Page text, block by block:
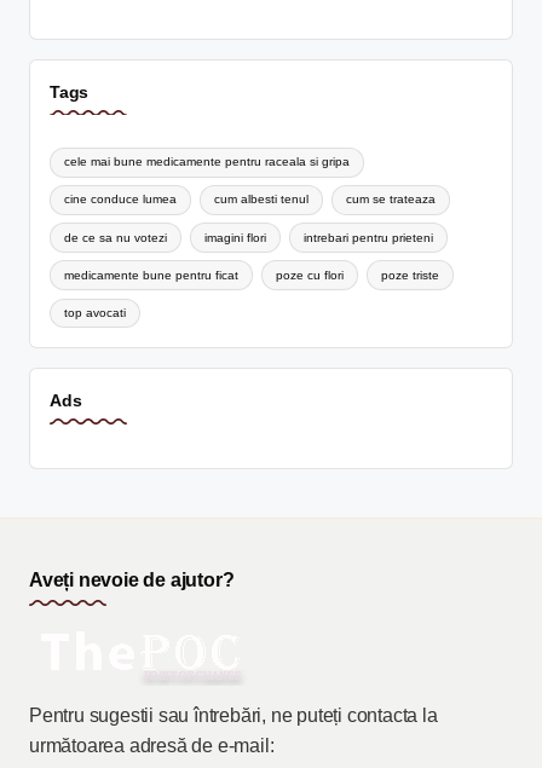
Tags
cele mai bune medicamente pentru raceala si gripa
cine conduce lumea cum albesti tenul cum se trateaza
de ce sa nu votezi imagini flori intrebari pentru prieteni
medicamente bune pentru ficat poze cu flori poze triste
top avocati
Ads
Aveți nevoie de ajutor?
Pentru sugestii sau întrebări, ne puteți contacta la
următoarea adresă de e-mail: